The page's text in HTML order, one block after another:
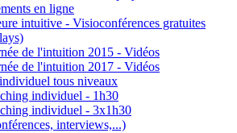
en ligne
intuitive - Visioconférences gratuites
de l'intuition 2015 - Vidéos
de l'intuition 2017 - Vidéos
tous niveaux
individuel - 1h30
individuel - 3x1h30
interviews,...)